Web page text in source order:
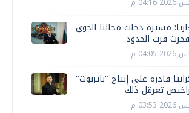
مسيرة دخلت مجالنا الجوي
قرب الحدود
قادرة على إنتاج "باتريوت"
تعرقل ذلك